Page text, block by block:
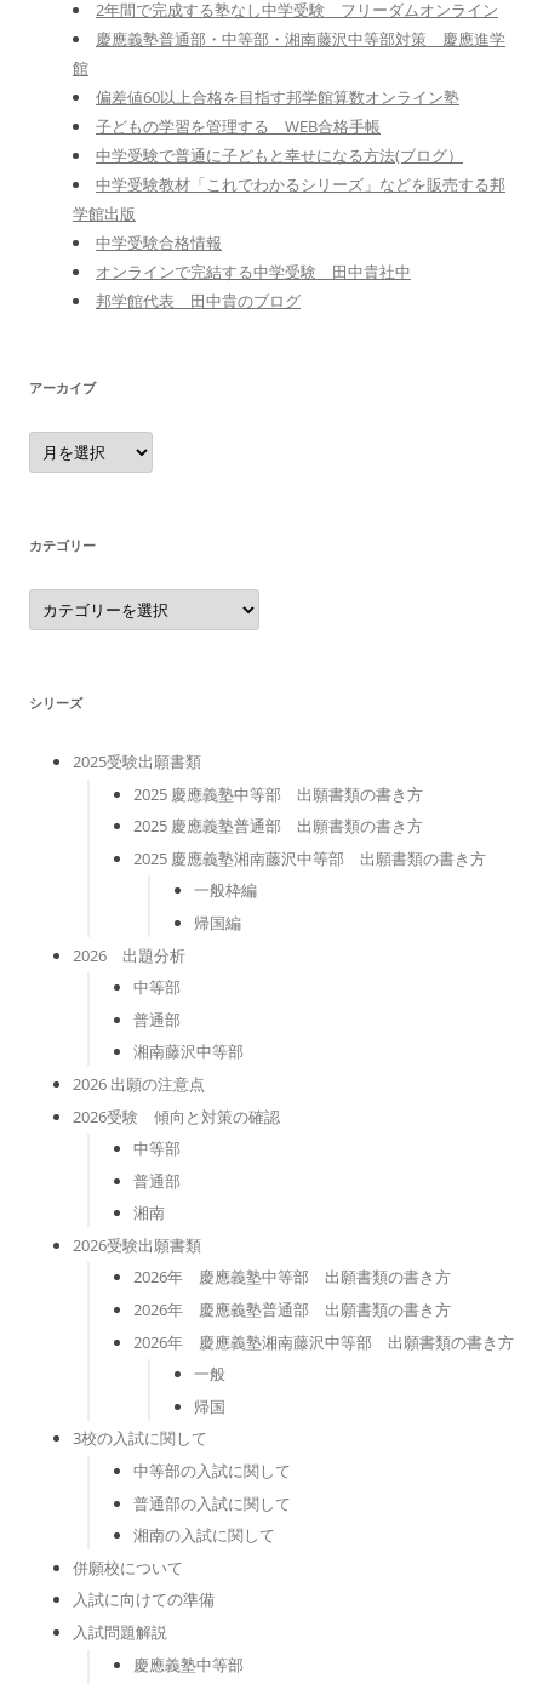
2年間で完成する塾なし中学受験 フリーダムオンライン
慶應義塾普通部・中等部・湘南藤沢中等部対策 慶應進学
館
偏差値60以上合格を目指す邦学館算数オンライン塾
子どもの学習を管理する WEB合格手帳
中学受験で普通に子どもと幸せになる方法(ブログ）
中学受験教材「これでわかるシリーズ」などを販売する邦
学館出版
中学受験合格情報
オンラインで完結する中学受験 田中貴社中
邦学館代表 田中貴のブログ
アーカイブ
ア
ー
カ
カテゴリー
カ
テ
ゴ
シリーズ
2025受験出願書類
2025 慶應義塾中等部 出願書類の書き方
2025 慶應義塾普通部 出願書類の書き方
2025 慶應義塾湘南藤沢中等部 出願書類の書き方
一般枠編
帰国編
2026 出題分析
中等部
普通部
湘南藤沢中等部
2026 出願の注意点
2026受験 傾向と対策の確認
中等部
普通部
湘南
2026受験出願書類
2026年 慶應義塾中等部 出願書類の書き方
2026年 慶應義塾普通部 出願書類の書き方
2026年 慶應義塾湘南藤沢中等部 出願書類の書き方
一般
帰国
3校の入試に関して
中等部の入試に関して
普通部の入試に関して
湘南の入試に関して
併願校について
入試に向けての準備
入試問題解説
慶應義塾中等部